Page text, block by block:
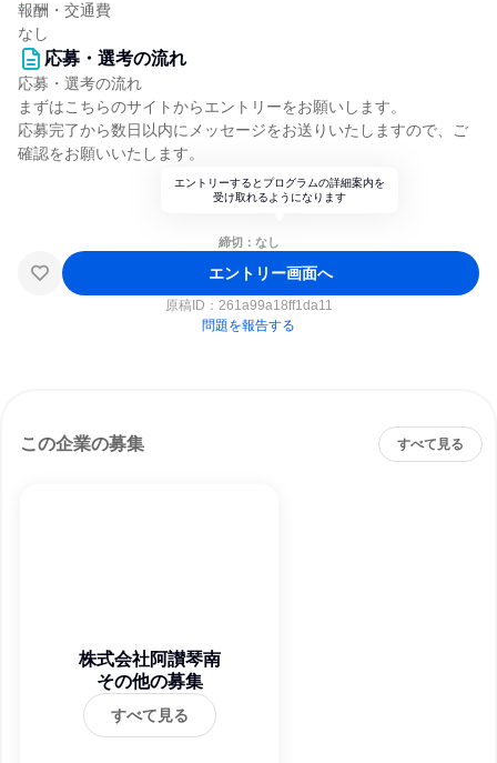
報酬・交通費
なし
応募・選考の流れ
応募・選考の流れ
まずはこちらのサイトからエントリーをお願いします。
応募完了から数日以内にメッセージをお送りいたしますので、ご
確認をお願いいたします。
エントリーするとプログラムの詳細案内を
受け取れるようになります
締切：なし
エントリー画面へ
原稿ID： 261a99a18ff1da11
問題を報告する
この企業の募集 すべて見る
株式会社阿讃琴南
その他の募集
すべて見る